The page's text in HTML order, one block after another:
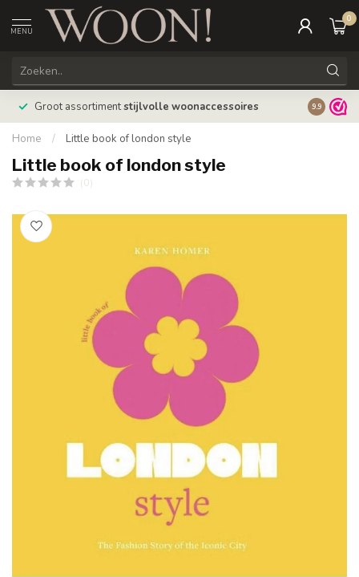
MENU
0
Groot assortimentstijlvolle woonaccessoires 9.9
Home / Little book of london style
Little book of london style
(0)